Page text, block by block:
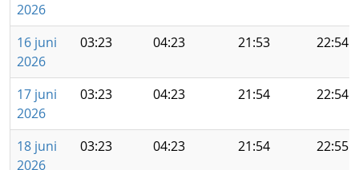
2026
16 juni
2026
03:23 04:23 21:53 22:54
17 juni
2026
03:23 04:23 21:54 22:54
18 juni
2026
03:23 04:23 21:54 22:55